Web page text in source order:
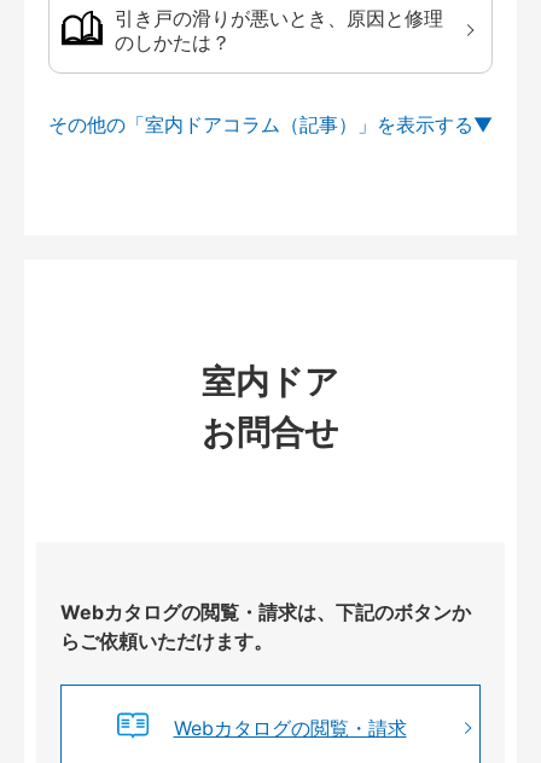
引き戸の滑りが悪いとき、原因と修理
のしかたは？
その他の「室内ドアコラム（記事）」を
室内ドア
お問合せ
Webカタログの閲覧・請求は、下記のボタンか
らご依頼いただけます。
Webカタログの閲覧・請求